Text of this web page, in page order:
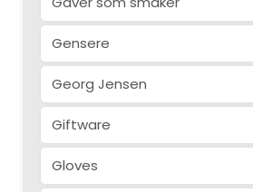
Gensere
Georg Jensen
Giftware
Gloves